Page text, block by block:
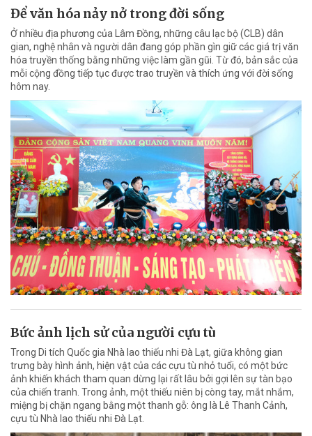
Để văn hóa nảy nở trong đời sống
Ở nhiều địa phương của Lâm Đồng, những câu lạc bộ (CLB) dân
gian, nghệ nhân và người dân đang góp phần gìn giữ các giá trị văn
hóa truyền thống bằng những việc làm gần gũi. Từ đó, bản sắc của
mỗi cộng đồng tiếp tục được trao truyền và thích ứng với đời sống
hôm nay.
Bức ảnh lịch sử của người cựu tù
Trong Di tích Quốc gia Nhà lao thiếu nhi Đà Lạt, giữa không gian
trưng bày hình ảnh, hiện vật của các cựu tù nhỏ tuổi, có một bức
ảnh khiến khách tham quan dừng lại rất lâu bởi gợi lên sự tàn bạo
của chiến tranh. Trong ảnh, một thiếu niên bị còng tay, mắt nhắm,
miệng bị chặn ngang bằng một thanh gỗ: ông là Lê Thanh Cảnh,
cựu tù Nhà lao thiếu nhi Đà Lạt.